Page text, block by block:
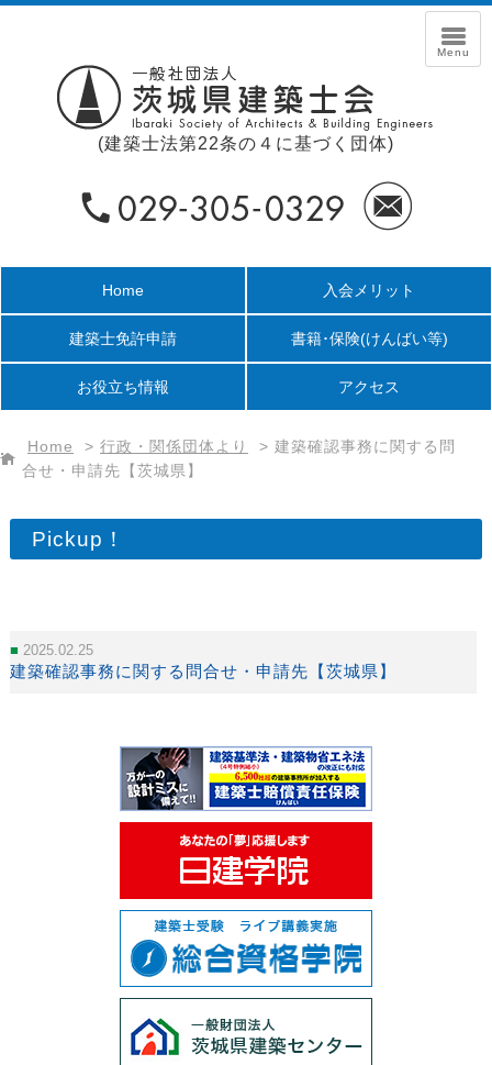
(建築士法第22条の４に基づく団体)
Home 入会メリット
建築士免許申請 書籍･保険(けんばい等)
お役立ち情報 アクセス
Home > 行政・関係団体より > 建築確認事務に関する問
合せ・申請先【茨城県】
Pickup！
2025.02.25
建築確認事務に関する問合せ・申請先【茨城県】